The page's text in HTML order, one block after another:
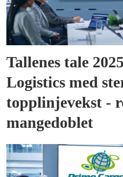
Tallenes tale
Logistics med
topplinjevekst -
mangedoblet